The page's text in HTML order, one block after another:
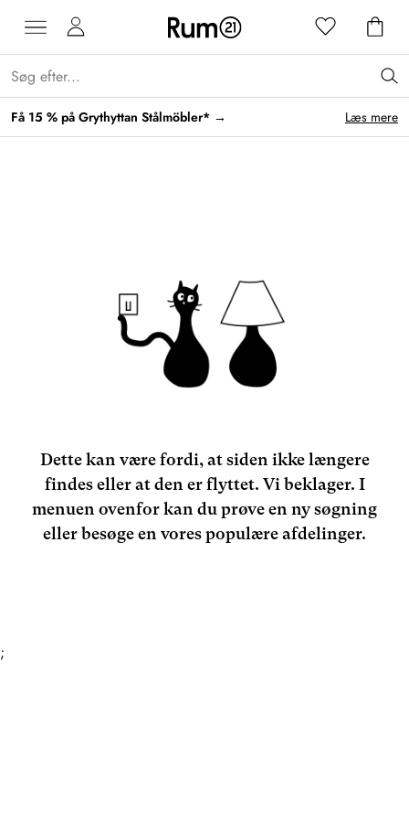
Få 15 % på Grythyttan Stålmöbler* → Læs mere
Dette kan være fordi, at siden ikke længere
findes eller at den er flyttet. Vi beklager. I
menuen ovenfor kan du prøve en ny søgning
eller besøge en vores populære afdelinger.
;